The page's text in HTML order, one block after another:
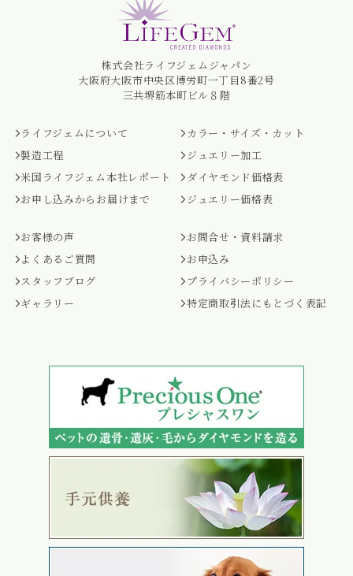
株式会社ライフジェムジャパン
大阪府大阪市中央区博労町一丁目8番2号
三共堺筋本町ビル８階
ライフジェムについて
製造工程
米国ライフジェム本社レポート
お申し込みからお届けまで
カラー・サイズ・カット
ジュエリー加工
ダイヤモンド価格表
ジュエリー価格表
お客様の声
よくあるご質問
スタッフブログ
ギャラリー
お問合せ・資料請求
お申込み
プライバシーポリシー
特定商取引法にもとづく表記